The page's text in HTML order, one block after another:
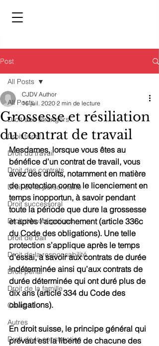
Post
All Posts
Droit des étrangers
Droit fiscal
Droit du travail
Droit des contrats
Droit de la personnalité
Droit successoral
Droit des obligations
Droit de bail
Droit de la responsabilité
Droit pénal
Droit de la famille
Covid 19
Autres
Droit de la construction
All Posts
Grossesse et résiliation
du contrat de travail
CJDV Author
16 juil. 2020 2 min de lecture
Mesdames, lorsque vous êtes au
bénéfice d’un contrat de travail, vous
avez des droits, notamment en matière
de protection contre le licenciement en
temps inopportun, à savoir pendant
toute la période que dure la grossesse
et après l’accouchement (article 336c
du Code des obligations). Une telle
protection s’applique après le temps
d’essai, à savoir aux contrats de durée
indéterminée ainsi qu’aux contrats de
durée déterminée qui ont duré plus de
dix ans (article 334 du Code des
obligations).
En droit suisse, le principe général qui
prévaut est la liberté de chacune des